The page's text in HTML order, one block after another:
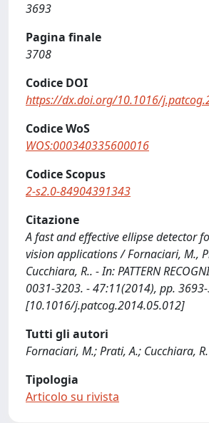
3693
Pagina finale
3708
Codice DOI
https://dx.doi.org/10.1016/
Codice WoS
WOS:000340335600016
Codice Scopus
2-s2.0-84904391343
Citazione
A fast and effective ellipse detector
vision applications / Fornaciari, M.,
Cucchiara, R.. - In: PATTERN
0031-3203. - 47:11(2014), pp.
[10.1016/j.patcog.2014.05.012]
Tutti gli autori
Fornaciari, M.; Prati, A.; Cucchiara, R.
Tipologia
Articolo su rivista